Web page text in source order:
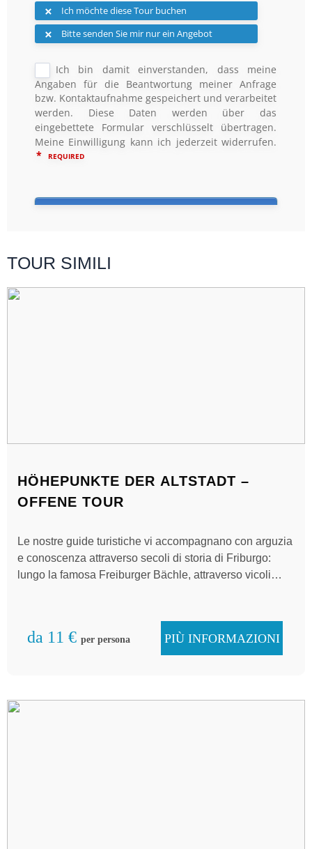
TOUR SIMILI
HÖHEPUNKTE DER ALTSTADT –
OFFENE TOUR
Le nostre guide turistiche vi accompagnano con arguzia
e conoscenza attraverso secoli di storia di Friburgo:
lungo la famosa Freiburger Bächle, attraverso vicoli
vita quotidiana moderna di Friburgo non viene
trascurata nel nostro tour di circa 1,5 ore!
da 11 € per persona PIÙ INFORMAZIONI